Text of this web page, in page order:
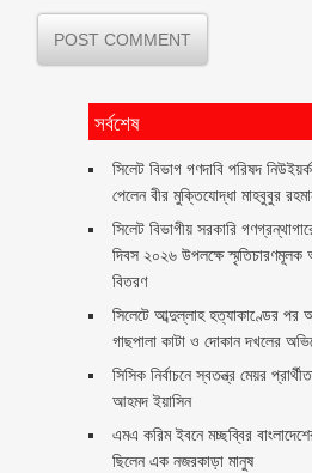
সর্বশেষ
সিলেট বিভাগ গণদাবি পরিষদ
পেলেন বীর মুক্তিযোদ্ধা মাহবুবুর
সিলেট বিভাগীয় সরকারি
দিবস ২০২৬ উপলক্ষে
বিতরণ ‎ ‎
সিলেটে আব্দুল্লাহ হত্যাকাণ্ডের পর
গাছপালা কাটা ও দোকান দখলের
সিসিক নির্বাচনে স্বতন্ত্র মেয়র
আহমদ ইয়াসিন
এমএ করিম ইবনে মচ্ছব্বির
ছিলেন এক নজরকাড়া মানুষ ‎